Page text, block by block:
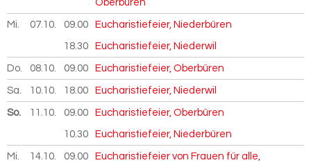
Oberbüren
Mi. 07.10. 2026
09.00 Eucharistiefeier, Niederbüren
18.30 Eucharistiefeier, Niederwil
Do. 08.10. 2026
09.00 Eucharistiefeier, Oberbüren
Sa. 10.10. 2026
18.00 Eucharistiefeier, Niederwil
So. 11.10. 2026
09.00 Eucharistiefeier, Oberbüren
10.30 Eucharistiefeier, Niederbüren
Mi. 14.10. 2026
09.00
Eucharistiefeier von Frauen für alle,